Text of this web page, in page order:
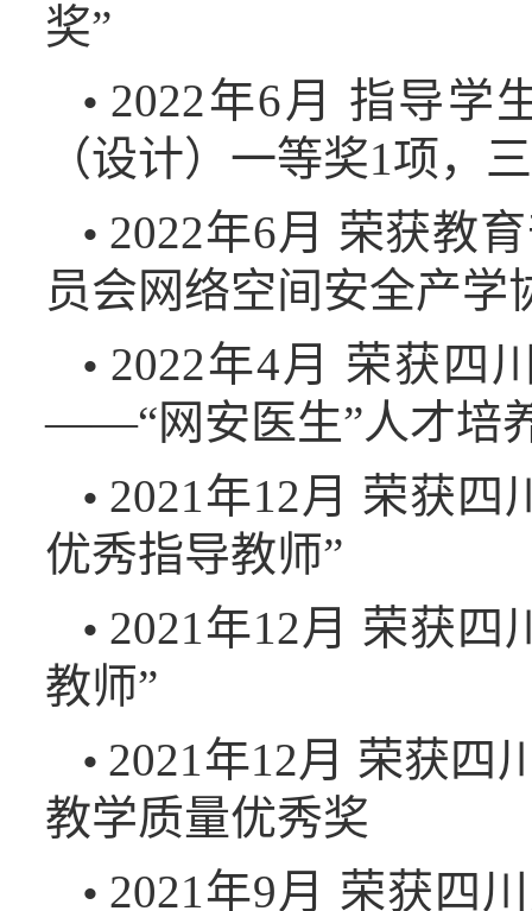
奖”
• 2022年6月 指导学
（设计）一等奖1项，
• 2022年6月 荣获教
员会网络空间安全产
• 2022年4月 荣获四
——“网安医生”人才培
• 2021年12月 荣获四
优秀指导教师”
• 2021年12月 荣获四
教师”
• 2021年12月 荣获
教学质量优秀奖
• 2021年9月 荣获四